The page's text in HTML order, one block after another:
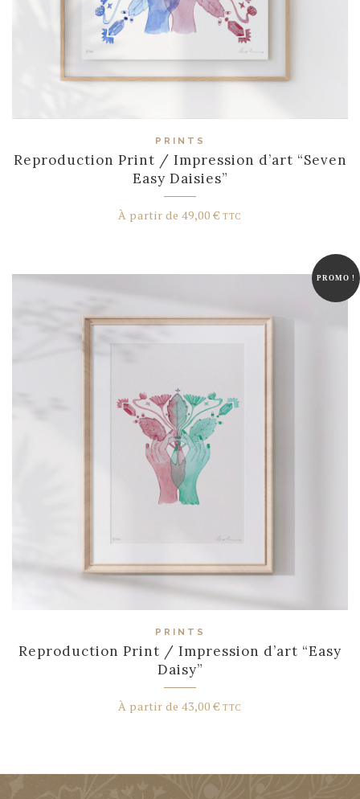
PRINTS
Reproduction Print / Impression d’art “Seven
Easy Daisies”
À partir de49,00€ TTC
PROMO !
PRINTS
Reproduction Print / Impression d’art “Easy
Daisy”
À partir de43,00€ TTC